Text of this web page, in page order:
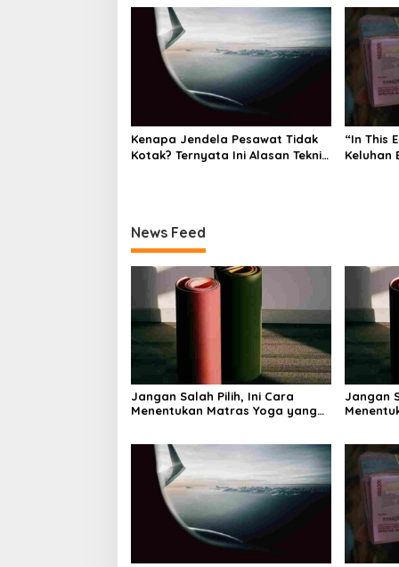
o
n
Kenapa Jendela Pesawat Tidak
Kotak? Ternyata Ini Alasan Teknis
“In This
Keluhan
News Feed
Jangan Salah Pilih, Ini Cara
Menentukan Matras Yoga yang
Jangan